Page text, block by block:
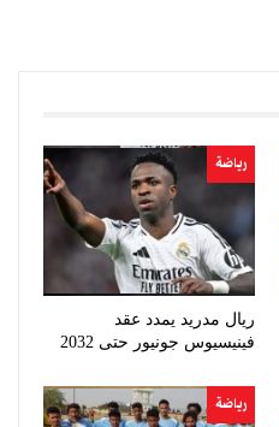
رياضة
ريال مدريد يمدد عقد
فينيسيوس جونيور حتى 2032
رياضة